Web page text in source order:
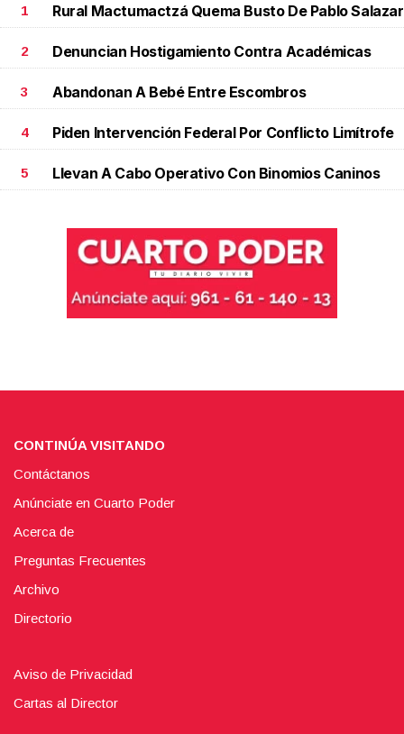
1 Rural Mactumactzá Quema Busto De Pablo Salazar
2 Denuncian Hostigamiento Contra Académicas
3 Abandonan A Bebé Entre Escombros
4 Piden Intervención Federal Por Conflicto Limítrofe
5 Llevan A Cabo Operativo Con Binomios Caninos
CONTINÚA VISITANDO
Contáctanos
Anúnciate en Cuarto Poder
Acerca de
Preguntas Frecuentes
Archivo
Directorio
Aviso de Privacidad
Cartas al Director